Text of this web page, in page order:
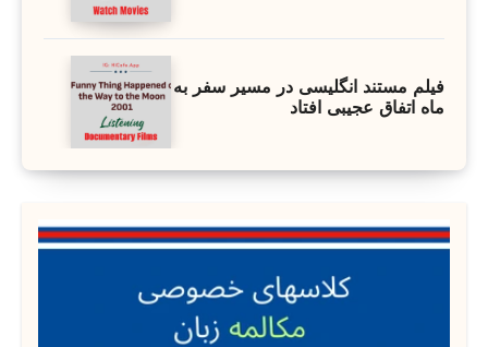
فیلم مستند انگلیسی در مسیر سفر به
ماه اتفاق عجیبی افتاد